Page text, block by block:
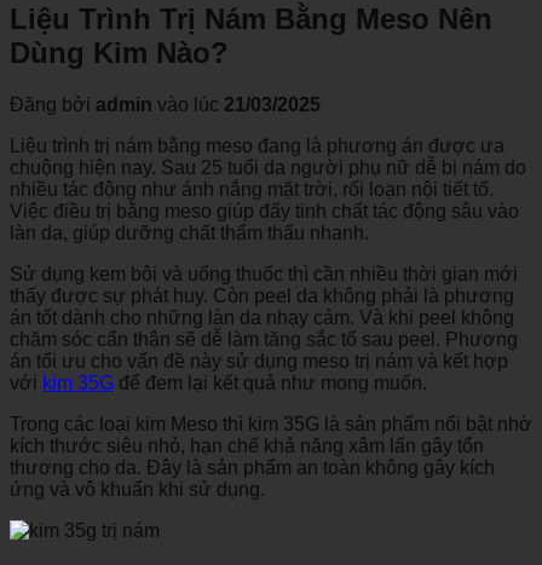
Liệu Trình Trị Nám Bằng Meso Nên
Dùng Kim Nào?
Đăng bởi admin vào lúc 21/03/2025
Liệu trình trị nám bằng meso đang là phương án được ưa
chuộng hiện nay. Sau 25 tuổi da người phụ nữ dễ bị nám do
nhiều tác động như án h nắng mặt trời, rối loạn nội tiết tố.
Việc điều trị bằng meso giúp đẩy tinh chất tác động sâu vào
làn da, giúp dưỡng chất thẩm thấu nhanh.
Sử dụng kem bôi và uống thuốc thì cần nhiều thời gian mới
thấy được sự phát huy. Còn peel da không phải là phương
án tốt dành cho những làn da nhạy cảm. Và khi peel không
chăm sóc cẩn thận sẽ dễ làm tăng sắc tố sau peel. Phương
án tối ưu cho vấn đề này sử dụng meso trị nám và kết hợp
với kim 35G để đem lại kết quả như mong muốn.
Trong các loại kim Meso thì kim 35G là sản phẩm nổi bật nhờ
kích thước siêu nhỏ, hạn chế khả năng xâm lấn gây tổn
thương cho da. Đây là sản phẩm an toàn không gây kích
ứng và vô khuẩn khi sử dụng.